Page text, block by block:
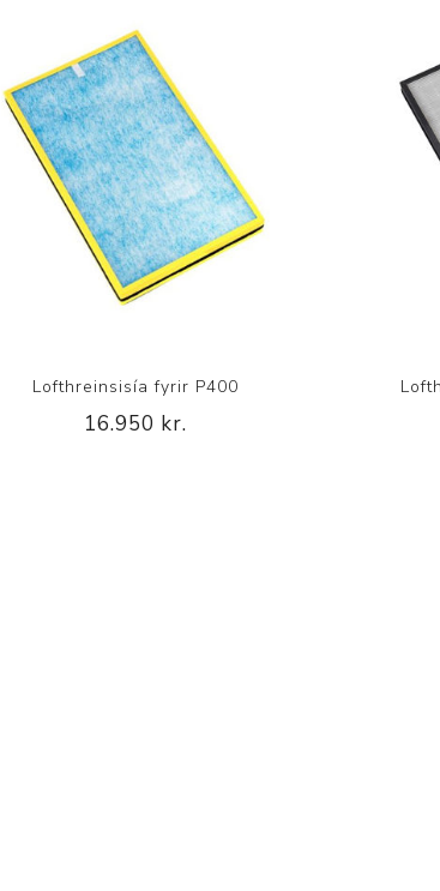
Lofthreinsisía fyrir P400
16.950 kr.